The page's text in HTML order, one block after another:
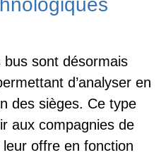
sont désormais
d’analyser en
des sièges. Ce type
aux compagnies de
offre en fonction